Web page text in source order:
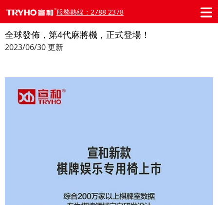
服務熱線：2788 2378
全球發佈，第4代麻將機，正式登場！
2023/06/30 更新